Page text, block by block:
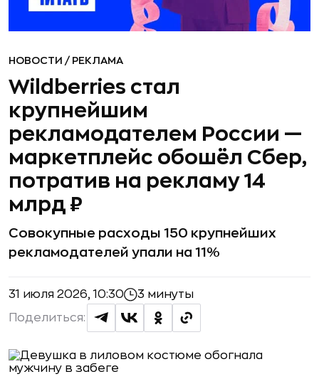
НОВОСТИ / РЕКЛАМА
Wildberries стал
крупнейшим
рекламодателем России —
маркетплейс обошёл Сбер,
потратив на рекламу 14
млрд ₽
Совокупные расходы 150 крупнейших
рекламодателей упали на 11%
31 июля 2026, 10:30 3 минуты
Поделиться: